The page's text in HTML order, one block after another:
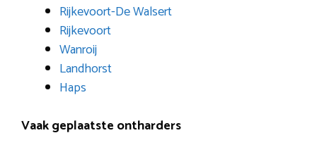
Rijkevoort-De Walsert
Rijkevoort
Wanroij
Landhorst
Haps
Vaak geplaatste ontharders